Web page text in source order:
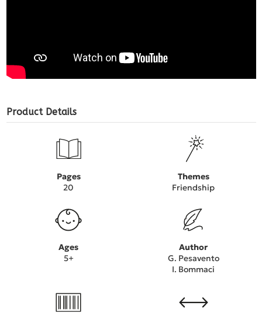
Product Details
Pages
20
Themes
Friendship
Ages
5+
Author
G. Pesavento
I. Bommaci